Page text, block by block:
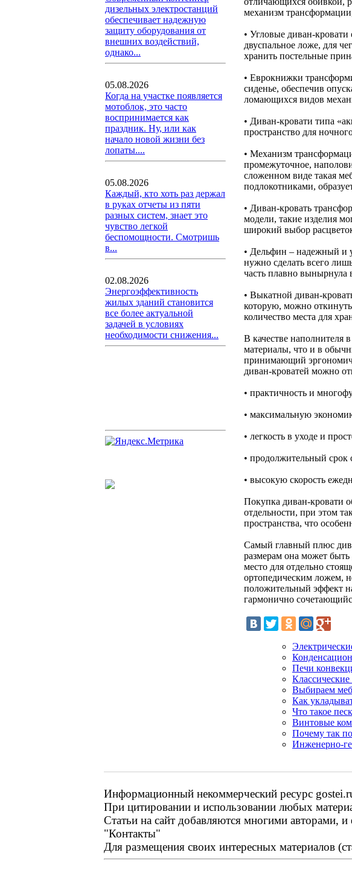
дизельных электростанций
обеспечивает надежную
защиту оборудования от
внешних воздействий,
однако...
05.08.2026
Когда на участке появляется
мотоблок, это часто
воспринимается как
праздник. Ну, или как
начало новой жизни без
лопаты....
05.08.2026
Каждый, кто хоть раз держал
в руках отчеты из пяти
разных систем, знает это
чувство легкой
беспомощности. Смотришь
в...
02.08.2026
Энергоэффективность
жилых зданий становится
все более актуальной
задачей в условиях
необходимости снижения...
механизм
• Угловые диван-
двуспальное ложе, для
хранить постельные
• Еврокнижки
сиденье, обеспечив
ломающихся видов
• Диван-кровати типа
пространство для
• Механизм
промежуточное,
сложенном виде такая
подлокотниками,
• Диван-кровать
модели, такие изделия
широкий выбор
• Дельфин – надежный и
нужно сделать всего
часть плавно вынырнула
• Выкатной диван-
которую, можно
количество места для
В качестве наполнителя
материалы, что и в
принимающий
диван-кроватей можно
• практичность и
• максимальную
• легкость в уходе и
• продолжительный срок
• высокую скорость
Покупка диван-кровати
отдельности, при этом
пространства, что
Самый главный плюс
размерам она может
место для отдельно
ортопедическим ложем,
положительный эффект
гармонично
Печи
Выбираем
Как
Что такое
Винтовые
Почему так
Инженерно-
Информационный некоммерческий ресурс
При цитировании и использовании любых
Статьи на сайт добавляются многими авторами,
"Контакты"
Для размещения своих интересных материалов